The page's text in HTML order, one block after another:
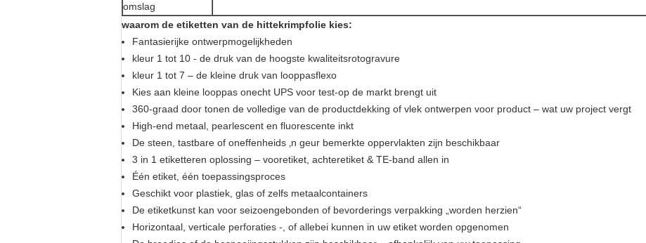
omslag
waarom de etiketten van de hittekrimpfolie kies:
Fantasierijke ontwerpmogelijkheden
kleur 1 tot 10 - de druk van de hoogste kwaliteitsrotogravure
kleur 1 tot 7 – de kleine druk van looppasflexo
Kies aan kleine looppas onecht UPS voor test-op de markt brengt uit
360-graad door tonen de volledige van de productdekking of vlek ontwerpen voor product – wat uw project vergt
High-end metaal, pearlescent en fluorescente inkt
De steen, tastbare of oneffenheids ‚n geur bemerkte oppervlakten zijn beschikbaar
3 in 1 etiketteren oplossing – vooretiket, achteretiket & TE-band allen in
Één etiket, één toepassingsproces
Geschikt voor plastiek, glas of zelfs metaalcontainers
De etiketkunst kan voor seizoengebonden of bevorderings verpakking „worden herzien“
Horizontaal, verticale perforaties -, of allebei kunnen in uw etiket worden opgenomen